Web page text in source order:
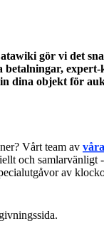
gör vi det
dina objekt för
Vårt team av
och
av